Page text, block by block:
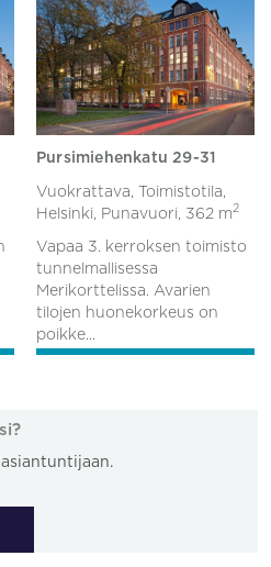
Pursimiehenkatu 29-31
Vuokrattava, Toimistotila,
Helsinki, Punavuori, 362 m2
Vapaa 3. kerroksen toimisto
tunnelmallisessa
Merikorttelissa. Avarien
tilojen huonekorkeus on
poikke...